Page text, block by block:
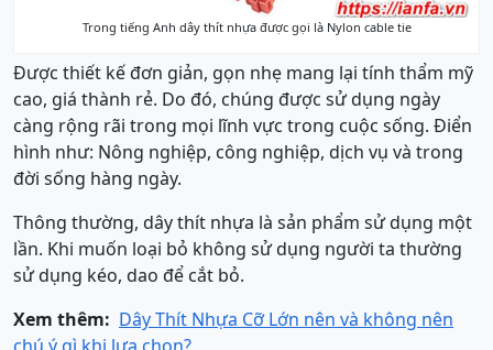
Trong tiếng Anh dây thít nhựa được gọi là Nylon cable tie
Được thiết kế đơn giản, gọn nhẹ mang lại tính thẩm mỹ
cao, giá thành rẻ. Do đó, chúng được sử dụng ngày
càng rộng rãi trong mọi lĩnh vực trong cuộc sống. Điển
hình như: Nông nghiệp, công nghiệp, dịch vụ và trong
đời sống hàng ngày.
Thông thường, dây thít nhựa là sản phẩm sử dụng một
lần. Khi muốn loại bỏ không sử dụng người ta thường
sử dụng kéo, dao để cắt bỏ.
Xem thêm: Dây Thít Nhựa Cỡ Lớn nên và không nên